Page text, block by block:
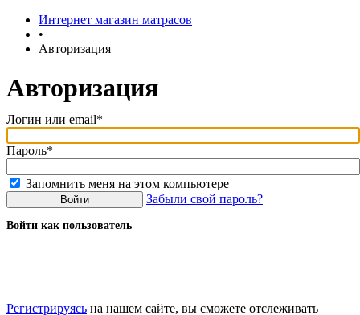
Интернет магазин матрасов
•
Авторизация
Авторизация
Логин или email*
Пароль*
Запомнить меня на этом компьютере
Забыли свой пароль?
Войти как пользователь
Регистрируясь на нашем сайте, вы сможете отслеживать